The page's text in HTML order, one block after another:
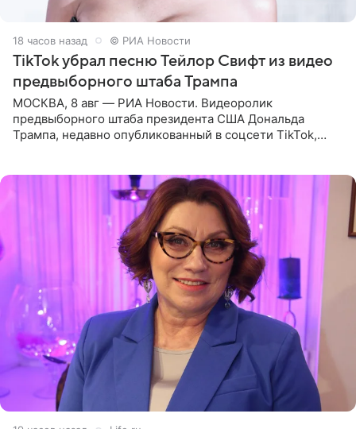
18 часов назад © РИА Новости
TikTok убрал песню Тейлор Свифт из видео
предвыборного штаба Трампа
МОСКВА, 8 авг — РИА Новости. Видеоролик
предвыборного штаба президента США Дональда
Трампа, недавно опубликованный в соцсети TikTok,